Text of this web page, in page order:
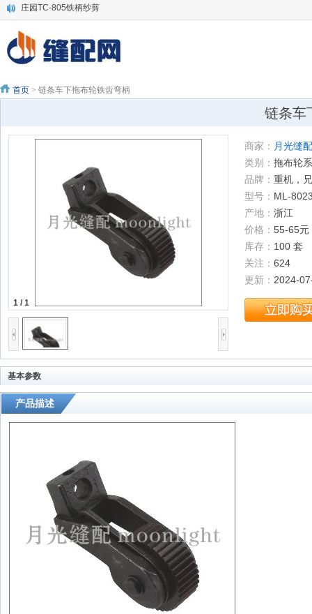
庄园TC-805铁柄纱剪
绗缝机HC弯针
3151006 YAMATO THREAD GUIDE -original 过线-LK 大和VES-UT线片-原装
大和四针六线全套原装零件
SCHMTEZ蓝狮机针DP*17 135x17 电脑车机针 DY同步机针
SCHMETZ德国蓝狮机针 DP*5SUK中号圆头针 锁眼车 曲折缝机针DPX5
SCHMETZ德国蓝狮机针LW*6T 撬边机针服装/家纺/箱包撬边用机针
首页 > 链条车下拖布轮铁齿弯柄
链条车
1 / 1
商家： 月光缝
类别： 拖布轮
品牌： 重机，
型号： ML-
产地： 浙江
价格： 55-65元
库存： 100 套
关注： 624
更新： 2024-
基本参数
产品描述